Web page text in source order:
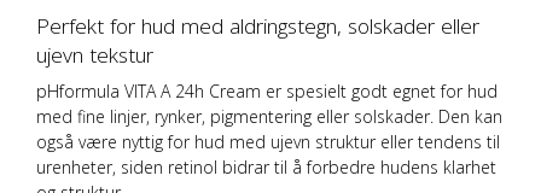
Perfekt for hud med aldringstegn, solskader eller
ujevn tekstur
pHformula VITA A 24h Cream er spesielt godt egnet for hud
med fine linjer, rynker, pigmentering eller solskader. Den kan
også være nyttig for hud med ujevn struktur eller tendens til
urenheter, siden retinol bidrar til å forbedre hudens klarhet